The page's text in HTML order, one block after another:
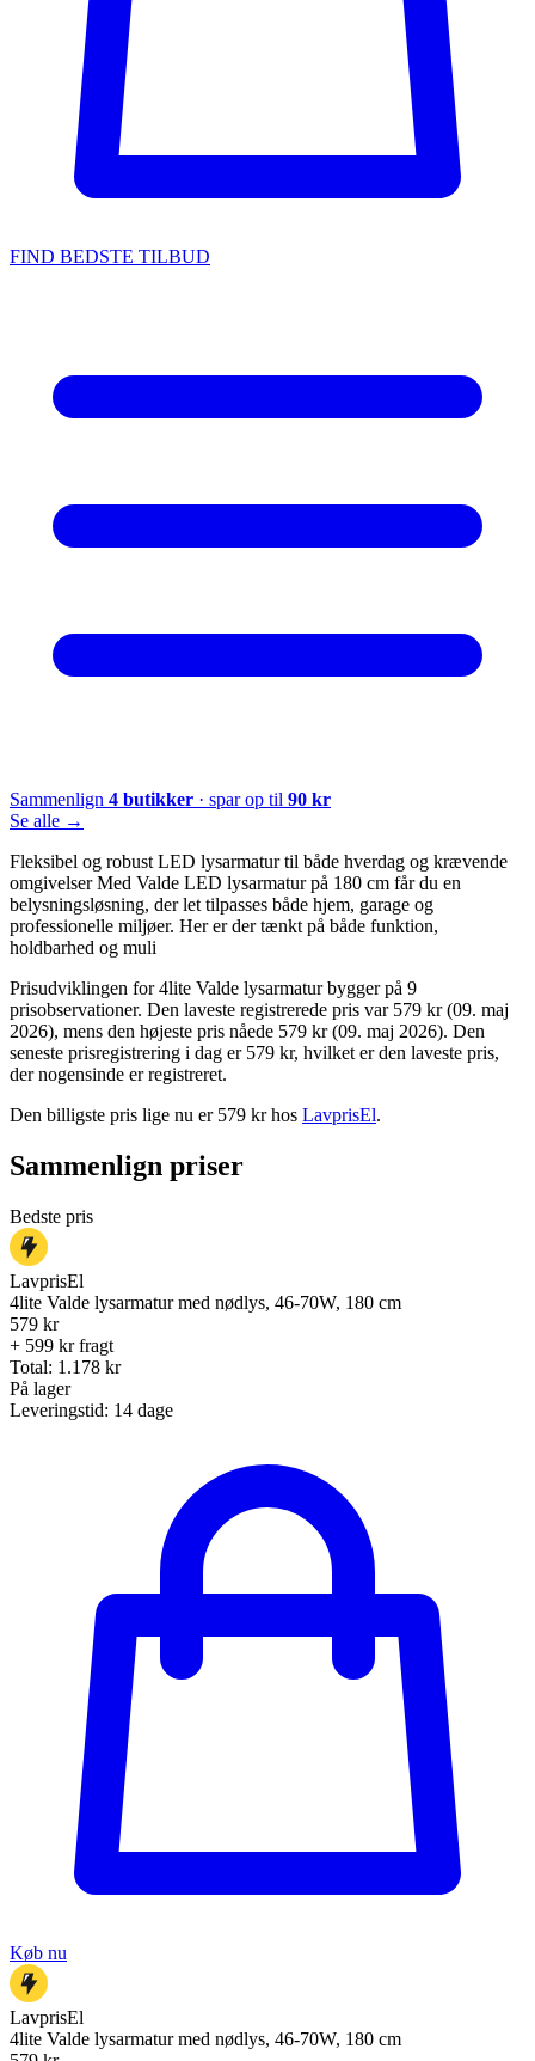
FIND BEDSTE TILBUD
Sammenlign 4 butikker · spar op til 90 kr
Se alle →
Fleksibel og robust LED lysarmatur til både hverdag og krævende
omgivelser Med Valde LED lysarmatur på 180 cm får du en
belysningsløsning, der let tilpasses både hjem, garage og
professionelle miljøer. Her er der tænkt på både funktion,
holdbarhed og muli
Prisudviklingen for 4lite Valde lysarmatur bygger på 9
prisobservationer. Den laveste registrerede pris var 579 kr (09. maj
2026), mens den højeste pris nåede 579 kr (09. maj 2026). Den
seneste prisregistrering i dag er 579 kr, hvilket er den laveste pris,
der nogensinde er registreret.
Den billigste pris lige nu er 579 kr hos LavprisEl.
Sammenlign priser
Bedste pris
LavprisEl
4lite Valde lysarmatur med nødlys, 46-70W, 180 cm
579 kr
+ 599 kr fragt
Total: 1.178 kr
På lager
Leveringstid: 14 dage
Køb nu
LavprisEl
4lite Valde lysarmatur med nødlys, 46-70W, 180 cm